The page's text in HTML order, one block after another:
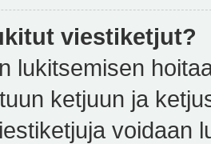
viestiketjut?
lukitsemisen
ketjuun ja
voidaan